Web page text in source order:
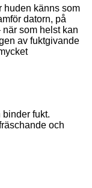
huden känns som
datorn, på
som helst kan
av fuktgivande
fukt.
och